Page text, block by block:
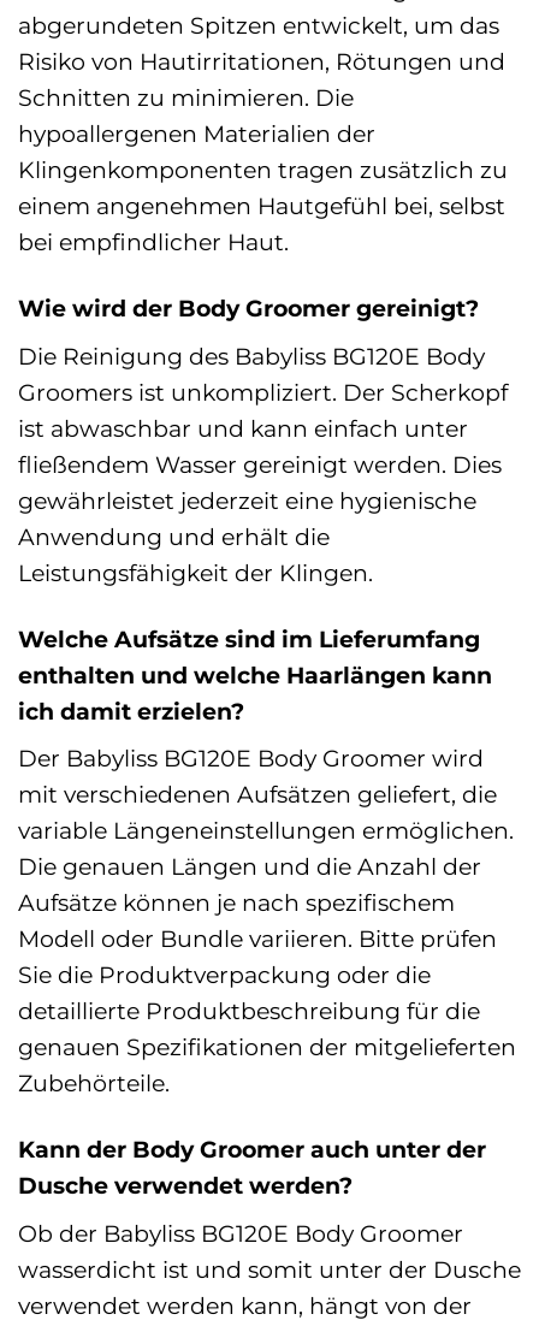
abgerundeten Spitzen entwickelt, um das
Risiko von Hautirritationen, Rötungen und
Schnitten zu minimieren. Die
hypoallergenen Materialien der
Klingenkomponenten tragen zusätzlich zu
einem angenehmen Hautgefühl bei, selbst
bei empfindlicher Haut.
Wie wird der Body Groomer gereinigt?
Die Reinigung des Babyliss BG120E Body
Groomers ist unkompliziert. Der Scherkopf
ist abwaschbar und kann einfach unter
fließendem Wasser gereinigt werden. Dies
gewährleistet jederzeit eine hygienische
Anwendung und erhält die
Leistungsfähigkeit der Klingen.
Welche Aufsätze sind im Lieferumfang
enthalten und welche Haarlängen kann
ich damit erzielen?
Der Babyliss BG120E Body Groomer wird
mit verschiedenen Aufsätzen geliefert, die
variable Längeneinstellungen ermöglichen.
Die genauen Längen und die Anzahl der
Aufsätze können je nach spezifischem
Modell oder Bundle variieren. Bitte prüfen
Sie die Produktverpackung oder die
detaillierte Produktbeschreibung für die
genauen Spezifikationen der mitgelieferten
Zubehörteile.
Kann der Body Groomer auch unter der
Dusche verwendet werden?
Ob der Babyliss BG120E Body Groomer
wasserdicht ist und somit unter der Dusche
verwendet werden kann, hängt von der